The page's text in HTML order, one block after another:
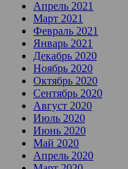
Апрель 2021
Март 2021
Февраль 2021
Январь 2021
Декабрь 2020
Ноябрь 2020
Октябрь 2020
Сентябрь 2020
Август 2020
Июль 2020
Июнь 2020
Май 2020
Апрель 2020